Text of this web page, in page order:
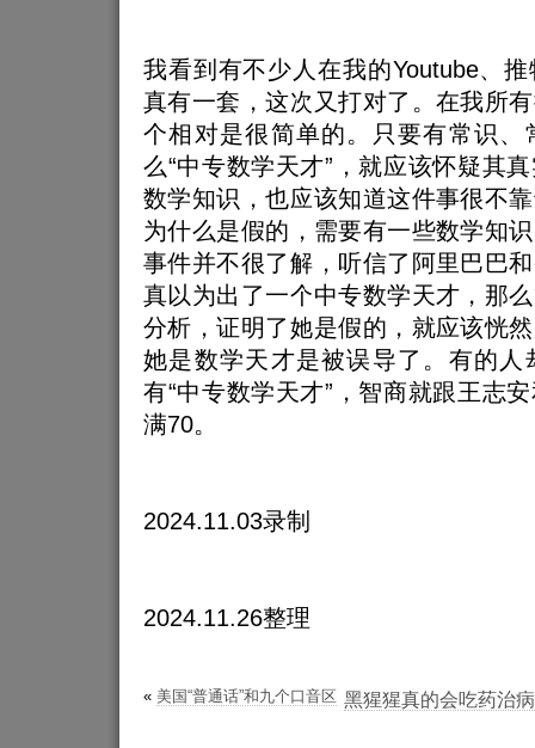
我看到有不少人在我的Youtube、
真有一套，这次又打对了。在我所
个相对是很简单的。只要有常识、
么“中专数学天才”，就应该怀疑其
数学知识，也应该知道这件事很不
为什么是假的，需要有一些数学知
事件并不很了解，听信了阿里巴巴
真以为出了一个中专数学天才，那
分析，证明了她是假的，就应该恍
她是数学天才是被误导了。有的人
有“中专数学天才”，智商就跟王志
满70。
2024.11.03录制
2024.11.26整理
« 美国“普通话”和九个口音区 黑猩猩真的会吃药治